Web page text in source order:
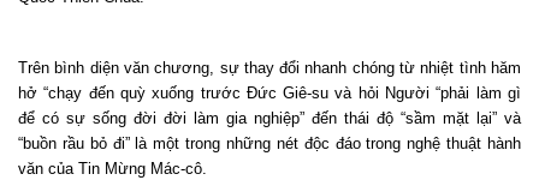
Trên bình diện văn chương, sự thay đổi nhanh chóng từ nhiệt tình hăm
hở “chạy đến quỳ xuống trước Đức Giê-su và hỏi Người “phải làm gì
để có sự sống đời đời làm gia nghiệp” đến thái độ “sầm mặt lại” và
“buồn rầu bỏ đi” là một trong những nét độc đáo trong nghệ thuật hành
văn của Tin Mừng Mác-cô.